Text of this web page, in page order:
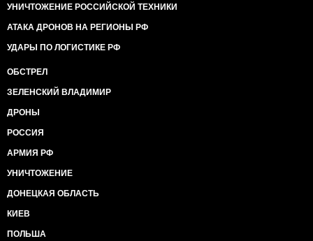
УНИЧТОЖЕНИЕ РОССИЙСКОЙ ТЕХНИКИ
АТАКА ДРОНОВ НА РЕГИОНЫ РФ
УДАРЫ ПО ЛОГИСТИКЕ РФ
ОБСТРЕЛ
ЗЕЛЕНСКИЙ ВЛАДИМИР
ДРОНЫ
РОССИЯ
АРМИЯ РФ
УНИЧТОЖЕНИЕ
ДОНЕЦКАЯ ОБЛАСТЬ
КИЕВ
ПОЛЬША